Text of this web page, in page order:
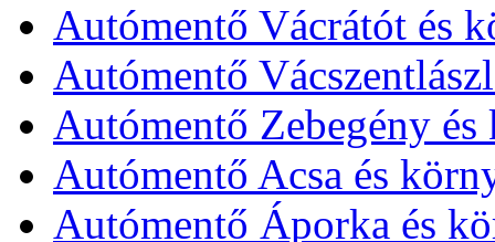
Autómentő Vácrátót és
Autómentő
Autómentő Zebegény
Autómentő Acsa és
Autómentő Áporka és